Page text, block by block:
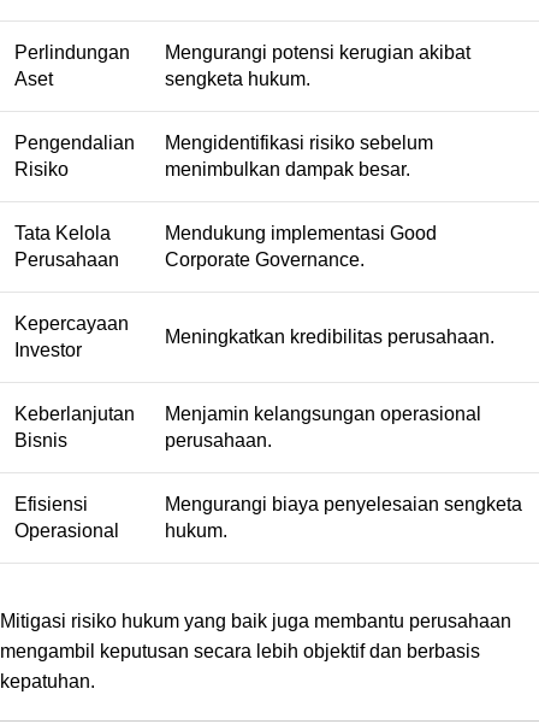
Perlindungan
Aset
Mengurangi potensi kerugian akibat
sengketa hukum.
Pengendalian
Risiko
Mengidentifikasi risiko sebelum
menimbulkan dampak besar.
Tata Kelola
Perusahaan
Mendukung implementasi Good
Corporate Governance.
Kepercayaan
Investor
Meningkatkan kredibilitas perusahaan.
Keberlanjutan
Bisnis
Menjamin kelangsungan operasional
perusahaan.
Efisiensi
Operasional
Mengurangi biaya penyelesaian sengketa
hukum.
Mitigasi risiko hukum yang baik juga membantu perusahaan
mengambil keputusan secara lebih objektif dan berbasis
kepatuhan.